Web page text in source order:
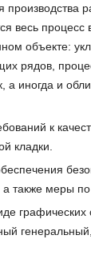
производства
весь процесс
объекте:
рядов,
а иногда и
к
кладки.
также меры по
графических